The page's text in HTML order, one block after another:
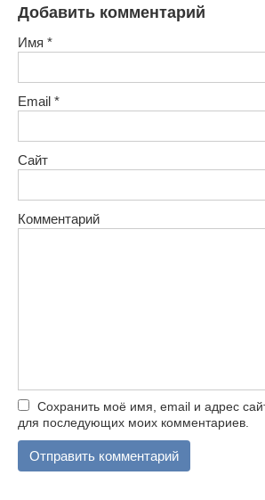
Добавить комментарий
Имя *
Email *
Сайт
Комментарий
Сохранить моё имя, email и адрес
для последующих моих комментариев.